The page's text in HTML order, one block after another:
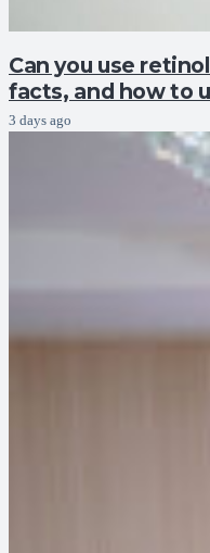
Can you use
facts, and how to
3 days ago